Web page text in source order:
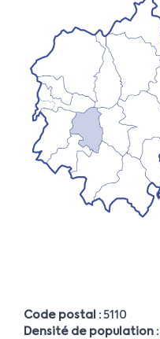
Code postal : 5110
Densité de population :